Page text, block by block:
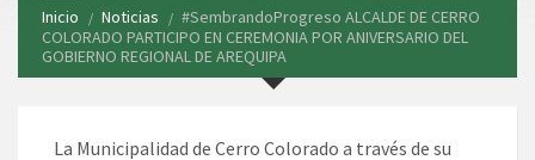
Inicio Noticias
#SembrandoProgreso ALCALDE DE CERRO
COLORADO PARTICIPO EN CEREMONIA POR ANIVERSARIO DEL
GOBIERNO REGIONAL DE AREQUIPA
La Municipalidad de Cerro Colorado a través de su